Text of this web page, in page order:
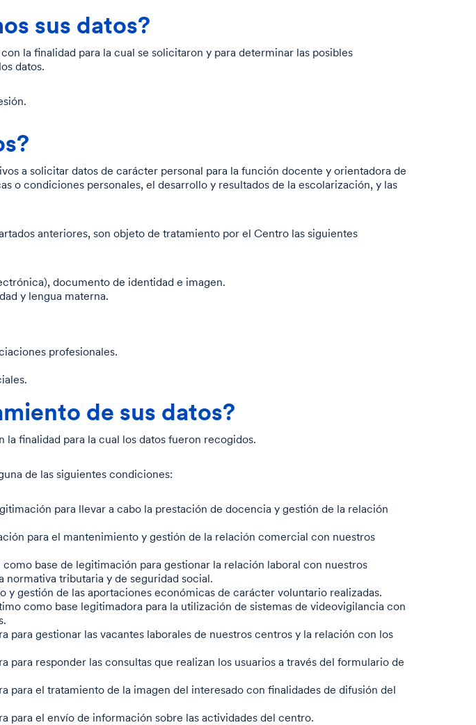
sus datos?
la finalidad para la cual se solicitaron y para determinar las posibles
datos.
a solicitar datos de carácter personal para la función docente y orientadora de
o condiciones personales, el desarrollo y resultados de la escolarización, y las
anteriores, son objeto de tratamiento por el Centro las siguientes
documento de identidad e imagen.
y lengua materna.
profesionales.
de sus datos?
la finalidad para la cual los datos fueron recogidos.
de las siguientes condiciones:
para llevar a cabo la prestación de docencia y gestión de la relación
para el mantenimiento y gestión de la relación comercial con nuestros
base de legitimación para gestionar la relación laboral con nuestros
tributaria y de seguridad social.
gestión de las aportaciones económicas de carácter voluntario realizadas.
como base legitimadora para la utilización de sistemas de videovigilancia con
gestionar las vacantes laborales de nuestros centros y la relación con los
responder las consultas que realizan los usuarios a través del formulario de
el tratamiento de la imagen del interesado con finalidades de difusión del
para el envío de información sobre las actividades del centro.